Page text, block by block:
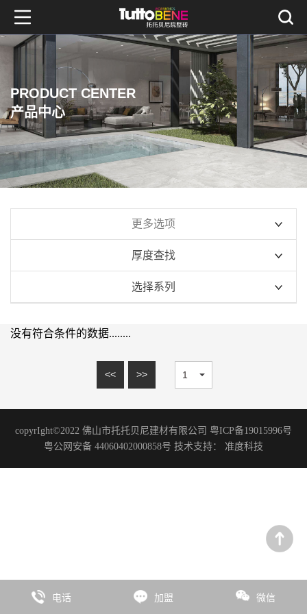
PRODUCT CENTER
产品中心
更多选项
厚度查找
10mm系列
选择系列
木纹砖系列
板岩系列
洞石系列
花岗岩系列
板岩系列
石尚系列
没有符合条件的数据........
<< >>
copyrIght©2022 佛山市托托贝尼建材有限公司 粤ICP备19015996号
粤公网安备 44060402000858号 技术支持： 准度科技
电话 加盟 微信